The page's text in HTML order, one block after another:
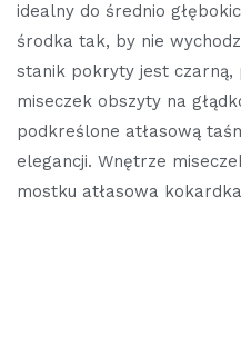
idealny do średnio
środka tak, by nie
stanik pokryty jest czarną,
miseczek obszyty na
podkreślone atłasową
elegancji. Wnętrze
mostku atłasowa